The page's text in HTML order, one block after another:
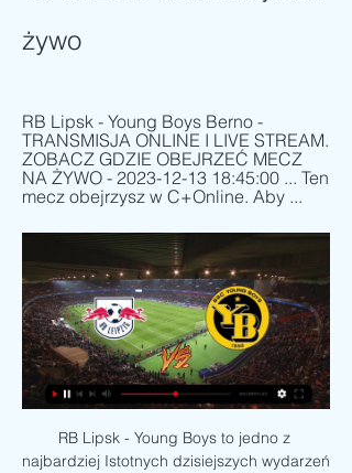
żywo
RB Lipsk - Young Boys Berno -
TRANSMISJA ONLINE I LIVE STREAM.
ZOBACZ GDZIE OBEJRZEĆ MECZ
NA ŻYWO - 2023-12-13 18:45:00 ... Ten
mecz obejrzysz w C+Online. Aby ...
RB Lipsk - Young Boys to jedno z
najbardziej Istotnych dzisiejszych wydarzeń